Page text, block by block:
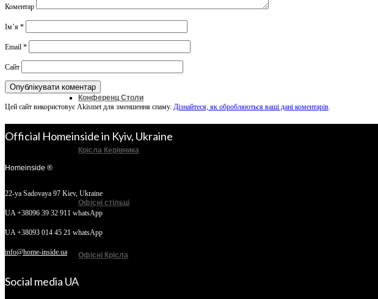
Конференц Столи
Крісла Керівника
Офісні стільці
Офісні Крісла
Коментар
Ім’я *
Email *
Сайт
Цей сайт використовує Akismet для зменшення спаму. Дізнайтеся, як обробляються ваші дані коментарів.
Official Homeinside in Kyiv, Ukraine
Homeinside ®
22-ya Sadovaya 97 Kiev, Ukraine
UA +38096 39 32 911 whatsApp
UA +38093 014 45 21 whatsApp
info@home-inside.ua
Social media UA